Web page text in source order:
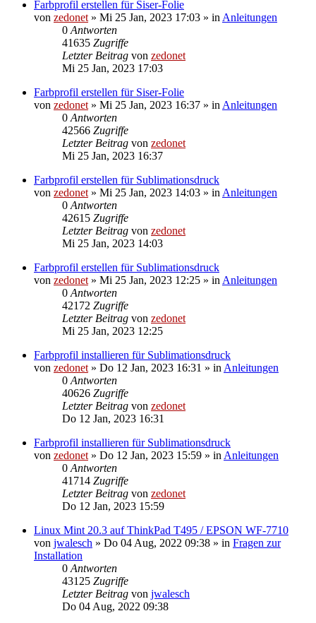
Farbprofil erstellen für Siser-Folie
von zedonet » Mi 25 Jan, 2023 17:03 » in Anleitungen
0 Antworten
41635 Zugriffe
Letzter Beitrag von zedonet
Mi 25 Jan, 2023 17:03
Farbprofil erstellen für Siser-Folie
von zedonet » Mi 25 Jan, 2023 16:37 » in Anleitungen
0 Antworten
42566 Zugriffe
Letzter Beitrag von zedonet
Mi 25 Jan, 2023 16:37
Farbprofil erstellen für Sublimationsdruck
von zedonet » Mi 25 Jan, 2023 14:03 » in Anleitungen
0 Antworten
42615 Zugriffe
Letzter Beitrag von zedonet
Mi 25 Jan, 2023 14:03
Farbprofil erstellen für Sublimationsdruck
von zedonet » Mi 25 Jan, 2023 12:25 » in Anleitungen
0 Antworten
42172 Zugriffe
Letzter Beitrag von zedonet
Mi 25 Jan, 2023 12:25
Farbprofil installieren für Sublimationsdruck
von zedonet » Do 12 Jan, 2023 16:31 » in Anleitungen
0 Antworten
40626 Zugriffe
Letzter Beitrag von zedonet
Do 12 Jan, 2023 16:31
Farbprofil installieren für Sublimationsdruck
von zedonet » Do 12 Jan, 2023 15:59 » in Anleitungen
0 Antworten
41714 Zugriffe
Letzter Beitrag von zedonet
Do 12 Jan, 2023 15:59
Linux Mint 20.3 auf ThinkPad T495 / EPSON WF-7710
von jwalesch » Do 04 Aug, 2022 09:38 » in Fragen zur
Installation
0 Antworten
43125 Zugriffe
Letzter Beitrag von jwalesch
Do 04 Aug, 2022 09:38